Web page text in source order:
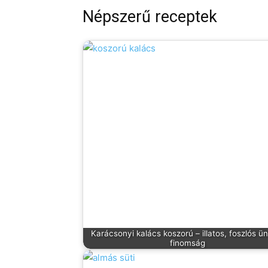
Népszerű receptek
Karácsonyi kalács koszorú – illatos, foszlós
finomság